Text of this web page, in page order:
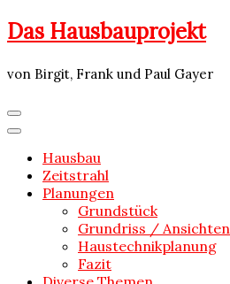
Skip
to
Das Hausbauprojekt
von Birgit, Frank und Paul Gayer
Hausbau
Zeitstrahl
Planungen
Grundstück
Grundriss / Ansichten
Haustechnikplanung
Fazit